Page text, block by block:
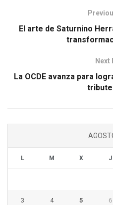
El arte de Saturnino
Next
La OCDE avanza para
L M X J
3 4 5 6